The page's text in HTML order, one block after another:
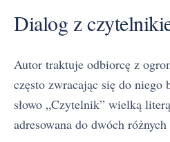
Dialog z
Autor traktuje odbiorcę z
często zwracając się do niego
słowo „Czytelnik” wielką
adresowana do dwóch różnych